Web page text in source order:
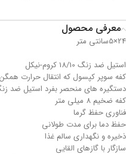
معرفی محصول
24×5سانتی متر
استیل ضد زنگ 18/10 کروم-نیکل
کفه سوپر کپسول که انتقال حرارت
دستگیره های منحصر بفرد استیل ضد
کفه ضخیم 8 میلی متر
فناوری حفظ گرما
حفظ دما برای مدت طولانی
ذخیره و نگهداری سالم غذا
سازگار با گازهای القایی